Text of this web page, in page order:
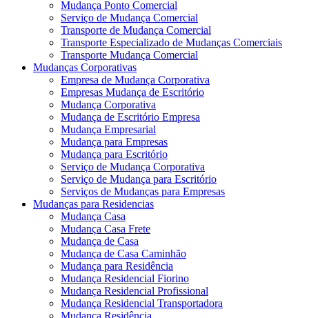
Mudança Ponto Comercial
Serviço de Mudança Comercial
Transporte de Mudança Comercial
Transporte Especializado de Mudanças Comerciais
Transporte Mudança Comercial
Mudanças Corporativas
Empresa de Mudança Corporativa
Empresas Mudança de Escritório
Mudança Corporativa
Mudança de Escritório Empresa
Mudança Empresarial
Mudança para Empresas
Mudança para Escritório
Serviço de Mudança Corporativa
Serviço de Mudança para Escritório
Serviços de Mudanças para Empresas
Mudanças para Residencias
Mudança Casa
Mudança Casa Frete
Mudança de Casa
Mudança de Casa Caminhão
Mudança para Residência
Mudança Residencial Fiorino
Mudança Residencial Profissional
Mudança Residencial Transportadora
Mudança Residência